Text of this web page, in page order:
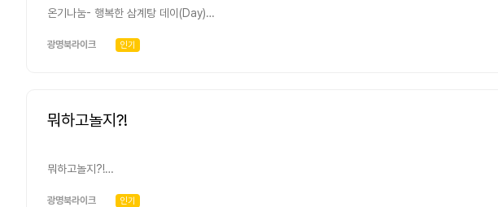
온기나눔- 행복한 삼계탕 데이(Day)
광명북라이크 인기
뭐하고놀지?!
뭐하고놀지?!
수요일 오후 2시
광명북라이크 인기